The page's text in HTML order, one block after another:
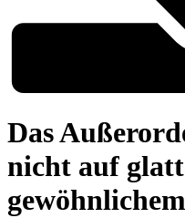
Das
nicht auf